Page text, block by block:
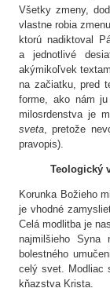
Všetky zmeny,
vlastne robia
ktorú nadiktoval
a jednotlivé
akýmikoľvek
na začiatku, pred
forme, ako nám
milosrdenstva je
sveta , pretože
pravopis).
Teologický
Korunka Božieho
je vhodné
Celá modlitba je
najmilšieho
bolestného
celý svet. Modliac
kňazstva Krista.